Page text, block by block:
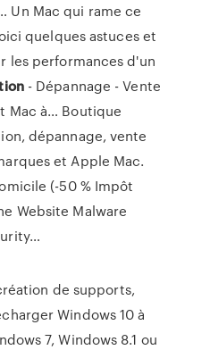
Un Mac qui rame ce
quelques astuces et
les performances d'un
- Dépannage - Vente
Mac à… Boutique
dépannage, vente
et Apple Mac.
(-50 % Impôt
Website Malware
de supports,
Windows 10 à
7, Windows 8.1 ou